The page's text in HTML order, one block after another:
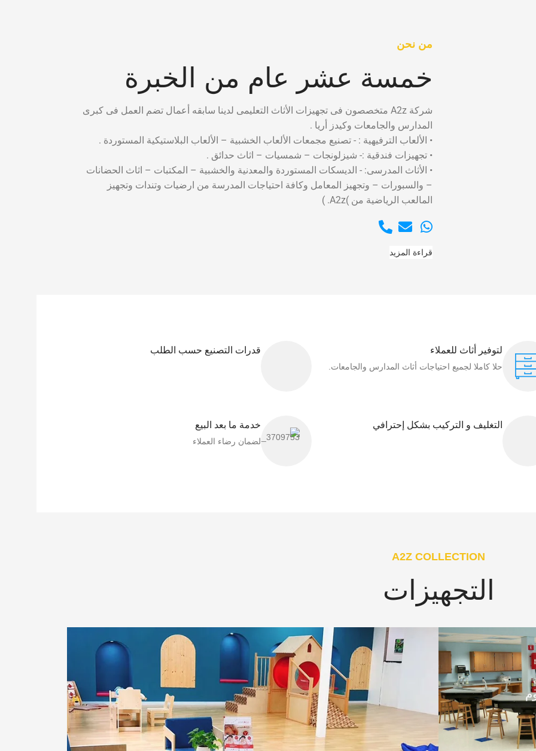
من نحن
خمسة عشر عام من الخبرة
شركة A2z متخصصون فى تجهيزات الأثاث التعليمى لدينا سابقه أعمال تضم العمل فى كبرى
المدارس والجامعات وكيدز أريا .
• الألعاب الترفيهية : - تصنيع مجمعات الألعاب الخشبية – الألعاب البلاستيكية المستوردة .
• تجهيزات فندقية :- شيزلونجات – شمسيات – اثاث حدائق .
• الأثاث المدرسى: - الديسكات المستوردة والمعدنية والخشبية – المكتبات – اثاث الحضانات
– والسبورات – وتجهيز المعامل وكافة احتياجات المدرسة من ارضيات وتندات وتجهيز
المالعب الرياضية من )A2z. )
قراءة المزيد
لتوفير أثاث للعملاء
حلا كاملا لجميع احتياجات أثاث المدارس والجامعات.
التغليف و التركيب بشكل إحترافي
قدرات التصنيع حسب الطلب
خدمة ما بعد البيع
لضمان رضاء العملاء​
A2Z COLLECTION
التجهيزات